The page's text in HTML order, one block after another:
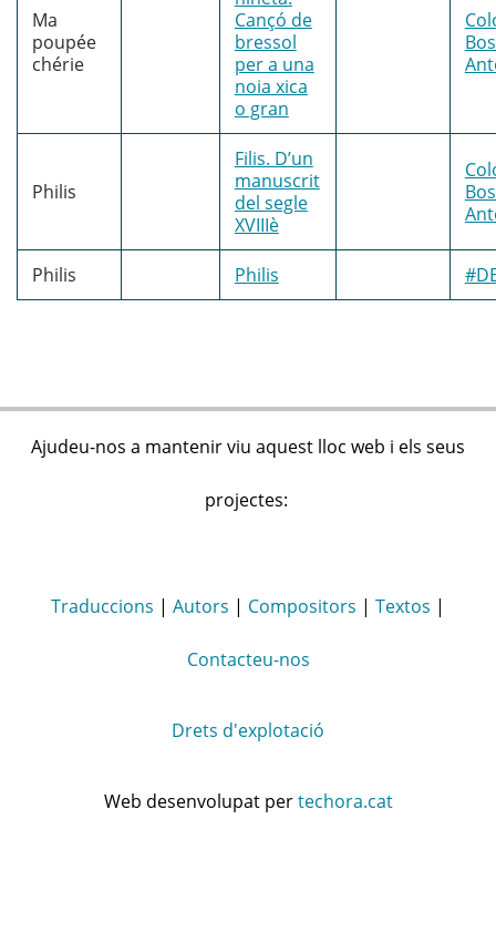
Ma
poupée
chérie
Cançó de
bressol
per a una
noia xica
o gran
Philis
Filis. D’un
manuscrit
del segle
XVIIIè
Philis Philis
Ajudeu-nos a mantenir viu aquest lloc web i els seus
projectes:
Traduccions | Autors | Compositors | Textos |
Contacteu-nos
Drets d'explotació
Web desenvolupat pertechora.cat